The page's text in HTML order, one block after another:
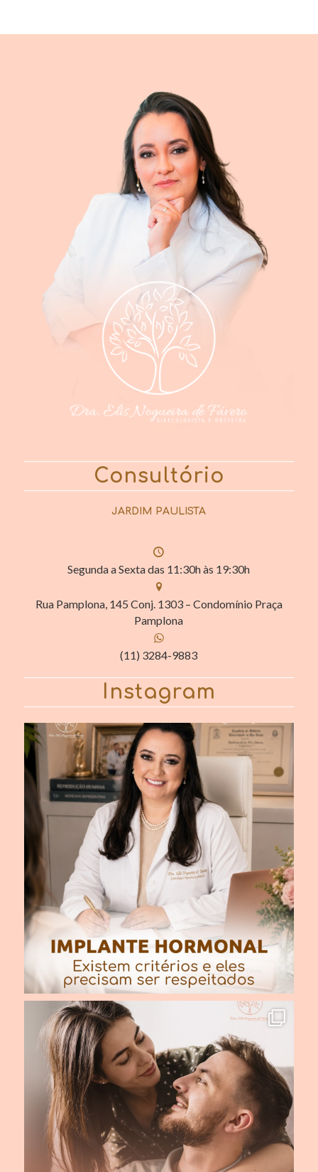
Consultório
JARDIM PAULISTA
Segunda a Sexta das 11:30h às 19:30h
Rua Pamplona, 145 Conj. 1303 – Condomínio Praça
Pamplona
(11) 3284-9883
Instagram